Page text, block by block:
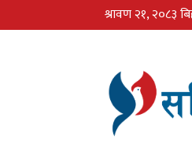
श्रावण २१, २०८३